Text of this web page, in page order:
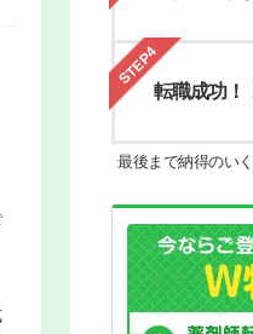
STEP4
転職成功！
最後まで納得のい